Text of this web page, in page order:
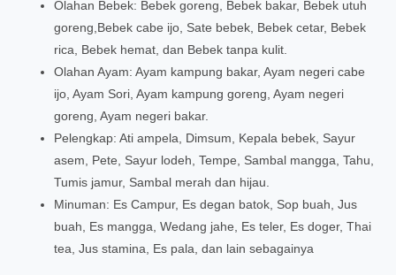
Olahan Bebek: Bebek goreng, Bebek bakar, Bebek utuh
goreng,Bebek cabe ijo, Sate bebek, Bebek cetar, Bebek
rica, Bebek hemat, dan Bebek tanpa kulit.
Olahan Ayam: Ayam kampung bakar, Ayam negeri cabe
ijo, Ayam Sori, Ayam kampung goreng, Ayam negeri
goreng, Ayam negeri bakar.
Pelengkap: Ati ampela, Dimsum, Kepala bebek, Sayur
asem, Pete, Sayur lodeh, Tempe, Sambal mangga, Tahu,
Tumis jamur, Sambal merah dan hijau.
Minuman: Es Campur, Es degan batok, Sop buah, Jus
buah, Es mangga, Wedang jahe, Es teler, Es doger, Thai
tea, Jus stamina, Es pala, dan lain sebagainya